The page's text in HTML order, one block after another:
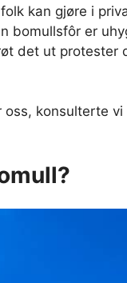
kan gjøre i
bomullsfôr er
det ut protester
konsulterte